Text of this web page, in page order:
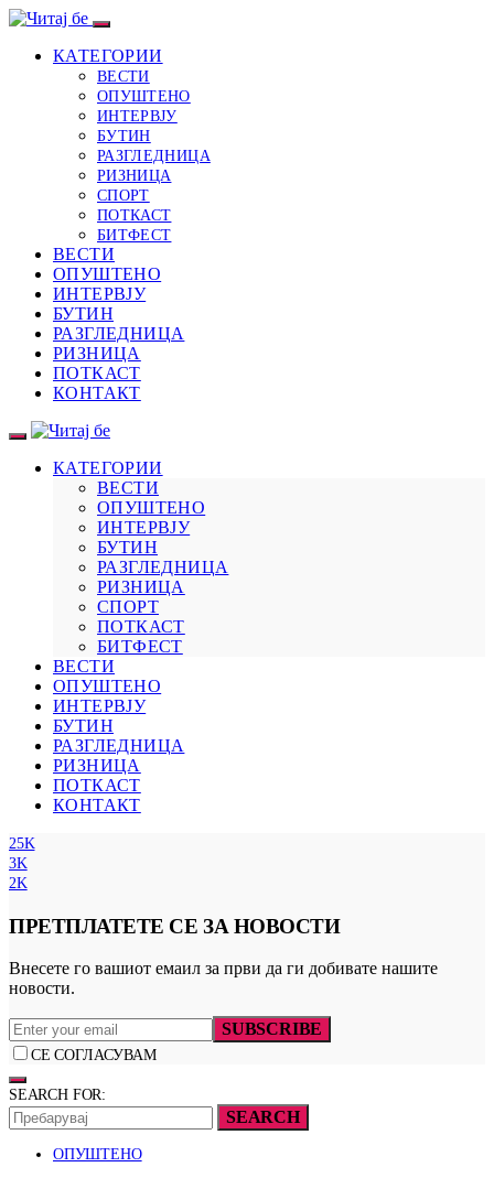
КАТЕГОРИИ
ВЕСТИ
ОПУШТЕНО
ИНТЕРВЈУ
БУТИН
РАЗГЛЕДНИЦА
РИЗНИЦА
СПОРТ
ПОТКАСТ
БИТФЕСТ
ВЕСТИ
ОПУШТЕНО
ИНТЕРВЈУ
БУТИН
РАЗГЛЕДНИЦА
РИЗНИЦА
ПОТКАСТ
КОНТАКТ
КАТЕГОРИИ
ВЕСТИ
ОПУШТЕНО
ИНТЕРВЈУ
БУТИН
РАЗГЛЕДНИЦА
РИЗНИЦА
СПОРТ
ПОТКАСТ
БИТФЕСТ
ВЕСТИ
ОПУШТЕНО
ИНТЕРВЈУ
БУТИН
РАЗГЛЕДНИЦА
РИЗНИЦА
ПОТКАСТ
КОНТАКТ
25K
3K
2K
ПРЕТПЛАТЕТЕ СЕ ЗА НОВОСТИ
Внесете го вашиот емаил за први да ги добивате нашите
новости.
SUBSCRIBE
СЕ СОГЛАСУВАМ
SEARCH FOR:
SEARCH
ОПУШТЕНО